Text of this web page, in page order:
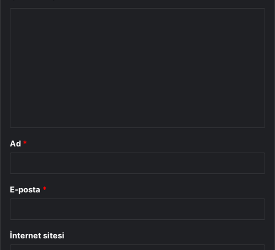
Ad *
E-posta *
İnternet sitesi